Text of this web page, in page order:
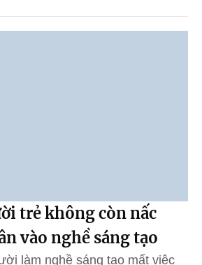
trẻ không còn nấc
vào nghề sáng tạo
làm nghề sáng tạo mất việc